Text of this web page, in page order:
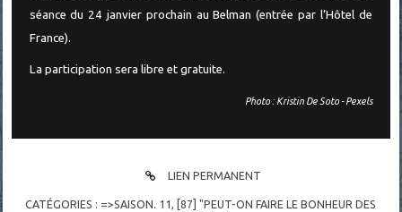
séance du 24 janvier prochain au Belman (entrée par l’Hôtel de
France).
La participation sera libre et gratuite.
Photo : Kristin De Soto - Pexels
LIEN PERMANENT
CATÉGORIES : =>SAISON. 11, [87] "PEUT-ON FAIRE LE BONHEUR DES